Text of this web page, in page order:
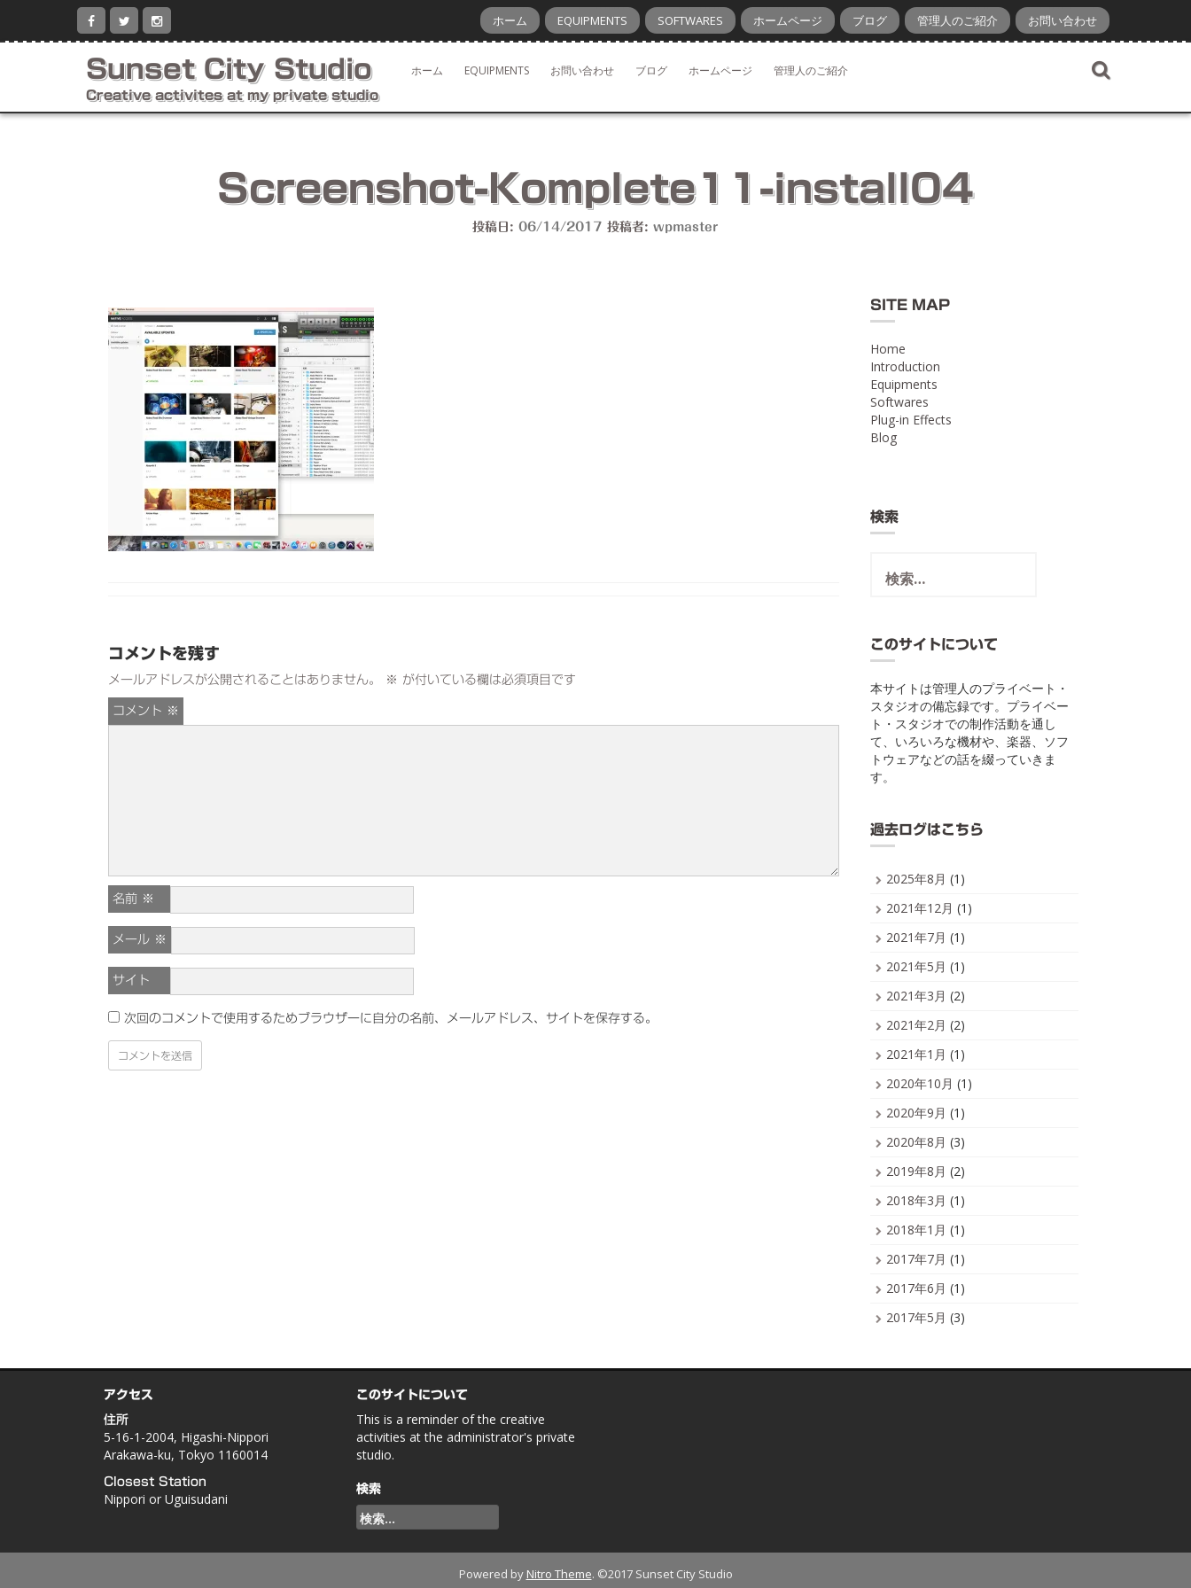
テ
ス
ホーム EQUIPMENTS SOFTWARES ホームページ ブログ 管理人のご紹介 お問い合わせ
Sunset City Studio
Creative activites at my private studio
ホーム EQUIPMENTS お問い合わせ ブログ ホームページ 管理人のご紹介
Screenshot-Komplete11-install04
投稿日: 06/14/2017 投稿者: wpmaster
コメントを残す
メールアドレスが公開されることはありません。 ※ が付いている欄は必須項目です
コメント ※
名前 ※
メール ※
サイト
次回のコメントで使用するためブラウザーに自分の名前、メールアドレス、サイトを保存する。
SITE MAP
Home
Introduction
Equipments
Softwares
Plug-in Effects
Blog
検索
このサイトについて
本サイトは管理人のプライベート・
スタジオの備忘録です。プライベー
ト・スタジオでの制作活動を通し
て、いろいろな機材や、楽器、ソフ
トウェアなどの話を綴っていきま
す。
過去ログはこちら
2025年8月 (1)
2021年12月 (1)
2021年7月 (1)
2021年5月 (1)
2021年3月 (2)
2021年2月 (2)
2021年1月 (1)
2020年10月 (1)
2020年9月 (1)
2020年8月 (3)
2019年8月 (2)
2018年3月 (1)
2018年1月 (1)
2017年7月 (1)
2017年6月 (1)
2017年5月 (3)
アクセス
住所
5-16-1-2004, Higashi-Nippori
Arakawa-ku, Tokyo 1160014
Closest Station
Nippori or Uguisudani
このサイトについて
This is a reminder of the creative
activities at the administrator's private
studio.
検索
検
索:
Powered by Nitro Theme. ©2017 Sunset City Studio